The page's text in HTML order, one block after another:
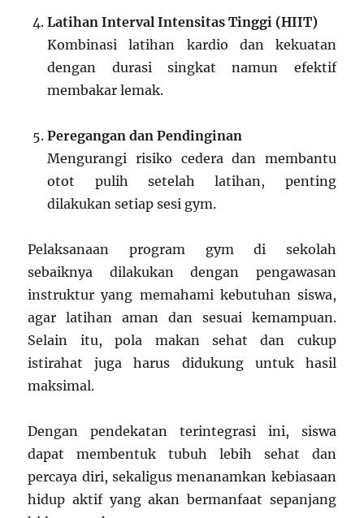
Latihan Interval Intensitas Tinggi (HIIT)
Kombinasi latihan kardio dan kekuatan
dengan durasi singkat namun efektif
membakar lemak.
Peregangan dan Pendinginan
Mengurangi risiko cedera dan membantu
otot pulih setelah latihan, penting
dilakukan setiap sesi gym.
Pelaksanaan program gym di sekolah
sebaiknya dilakukan dengan pengawasan
instruktur yang memahami kebutuhan siswa,
agar latihan aman dan sesuai kemampuan.
Selain itu, pola makan sehat dan cukup
istirahat juga harus didukung untuk hasil
maksimal.
Dengan pendekatan terintegrasi ini, siswa
dapat membentuk tubuh lebih sehat dan
percaya diri, sekaligus menanamkan kebiasaan
hidup aktif yang akan bermanfaat sepanjang